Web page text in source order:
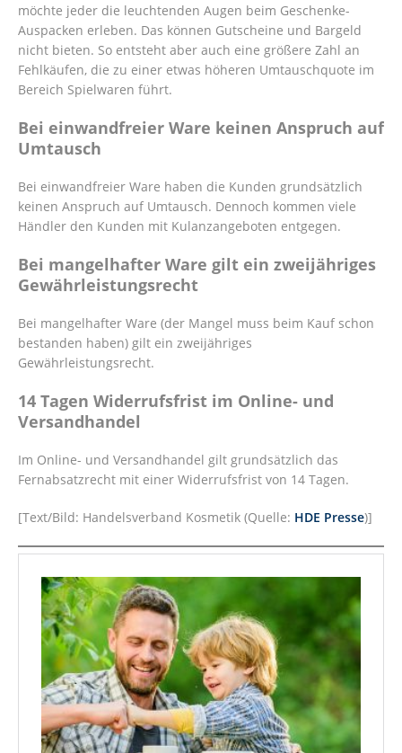
möchte jeder die leuchtenden Augen beim Geschenke-
Auspacken erleben. Das können Gutscheine und Bargeld
nicht bieten. So entsteht aber auch eine größere Zahl an
Fehlkäufen, die zu einer etwas höheren Umtauschquote im
Bereich Spielwaren führt.
Bei einwandfreier Ware keinen Anspruch auf
Umtausch
Bei einwandfreier Ware haben die Kunden grundsätzlich
keinen Anspruch auf Umtausch. Dennoch kommen viele
Händler den Kunden mit Kulanzangeboten entgegen.
Bei mangelhafter Ware gilt ein zweijähriges
Gewährleistungsrecht
Bei mangelhafter Ware (der Mangel muss beim Kauf schon
bestanden haben) gilt ein zweijähriges
Gewährleistungsrecht.
14 Tagen Widerrufsfrist im Online- und
Versandhandel
Im Online- und Versandhandel gilt grundsätzlich das
Fernabsatzrecht mit einer Widerrufsfrist von 14 Tagen.
[Text/Bild: Handelsverband Kosmetik (Quelle: HDE Presse)]